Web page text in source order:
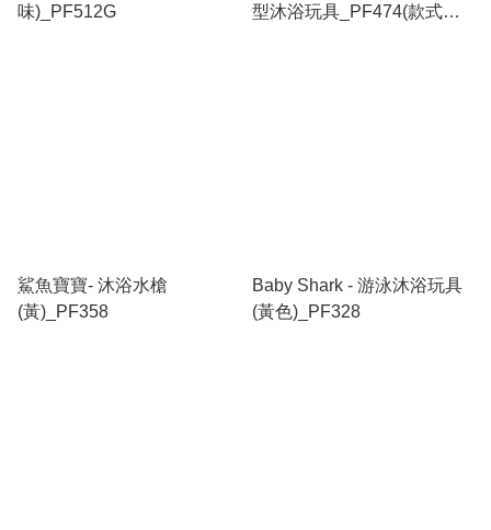
味)_PF512G
型沐浴玩具_PF474(款式隨
鯊魚寶寶- 沐浴水槍
(黃)_PF358
Baby Shark - 游泳沐浴玩具
(黃色)_PF328